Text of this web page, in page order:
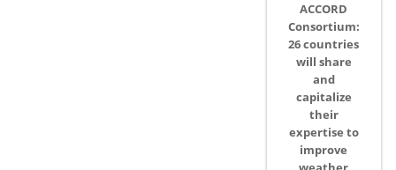
ACCORD
Consortium:
26 countries
will share
and
capitalize
their
expertise to
improve